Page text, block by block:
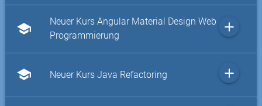
school
Neuer Kurs Angular Material Design Web
Programmierung
add
school Neuer Kurs Java Refactoring add